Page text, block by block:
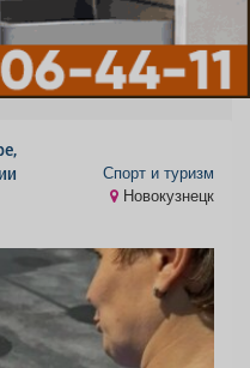
Спорт и туризм
Новокузнецк